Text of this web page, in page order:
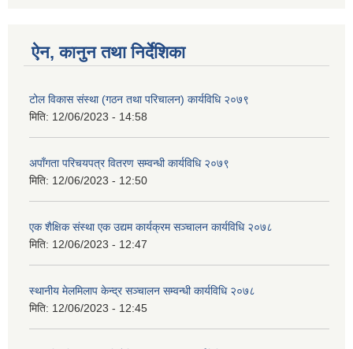
ऐन, कानुन तथा निर्देशिका
टोल विकास संस्था (गठन तथा परिचालन) कार्यविधि २०७९
मिति: 12/06/2023 - 14:58
अपाँगता परिचयपत्र वितरण सम्वन्धी कार्यविधि २०७९
मिति: 12/06/2023 - 12:50
एक शैक्षिक संस्था एक उद्यम कार्यक्रम सञ्चालन कार्यविधि २०७८
मिति: 12/06/2023 - 12:47
स्थानीय मेलमिलाप केन्द्र सञ्चालन सम्वन्धी कार्यविधि २०७८
मिति: 12/06/2023 - 12:45